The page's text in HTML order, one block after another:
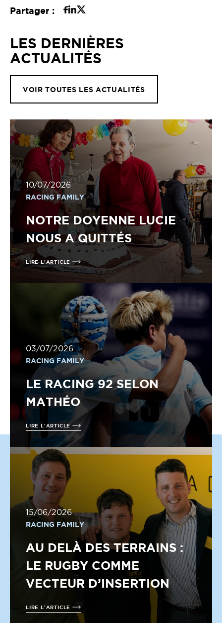
Partager :
LES DERNIÈRES
ACTUALITÉS
VOIR TOUTES LES ACTUALITÉS
10/07/2026
RACING FAMILY
NOTRE DOYENNE LUCIE
NOUS A QUITTÉS
LIRE L'ARTICLE
03/07/2026
RACING FAMILY
LE RACING 92 SELON
MATHÉO
LIRE L'ARTICLE
15/06/2026
RACING FAMILY
AU DELÀ DES TERRAINS :
LE RUGBY COMME
VECTEUR D’INSERTION
LIRE L'ARTICLE